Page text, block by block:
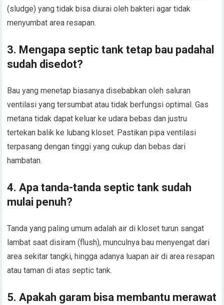
(sludge) yang tidak bisa diurai oleh bakteri agar tidak
menyumbat area resapan.
3. Mengapa septic tank tetap bau padahal
sudah disedot?
Bau yang menetap biasanya disebabkan oleh saluran
ventilasi yang tersumbat atau tidak berfungsi optimal. Gas
metana tidak dapat keluar ke udara bebas dan justru
tertekan balik ke lubang kloset. Pastikan pipa ventilasi
terpasang dengan tinggi yang cukup dan bebas dari
hambatan.
4. Apa tanda-tanda septic tank sudah
mulai penuh?
Tanda yang paling umum adalah air di kloset turun sangat
lambat saat disiram (flush), munculnya bau menyengat dari
area sekitar tangki, hingga adanya luapan air di area resapan
atau taman di atas septic tank.
5. Apakah garam bisa membantu merawat